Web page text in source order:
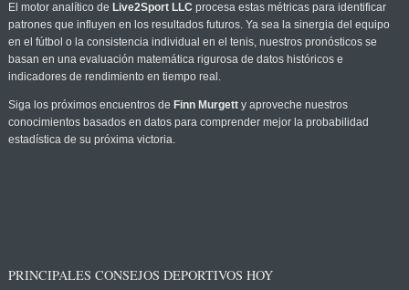
El motor analítico de Live2Sport LLC procesa estas métricas para identificar
patrones que influyen en los resultados futuros. Ya sea la sinergia del equipo
en el fútbol o la consistencia individual en el tenis, nuestros pronósticos se
basan en una evaluación matemática rigurosa de datos históricos e
indicadores de rendimiento en tiempo real.
Siga los próximos encuentros de Finn Murgetty aproveche nuestros
conocimientos basados en datos para comprender mejor la probabilidad
estadística de su próxima victoria.
PRINCIPALES CONSEJOS DEPORTIVOS HOY